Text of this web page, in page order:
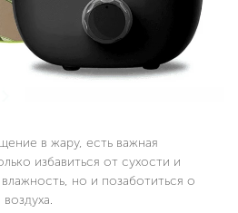
в жару, есть важная
избавиться от сухости и
но и позаботиться о